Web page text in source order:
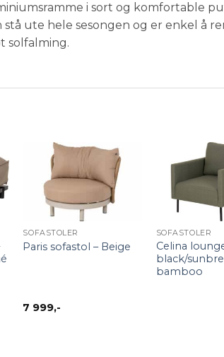
i sort og komfortable
ute hele sesongen og er enkel å
solfalming.
SOFASTOLER
Paris sofastol – Beige
7 999,-
SOFASTOLER
Celina
black/
bamboo